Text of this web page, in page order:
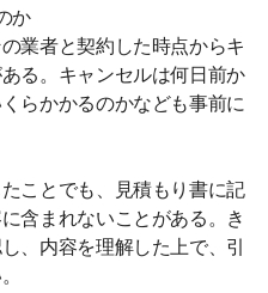
か
業者と契約した時点からキ
る。キャンセルは何日前か
らかかるのかなども事前に
ことでも、見積もり書に記
含まれないことがある。き
、内容を理解した上で、引